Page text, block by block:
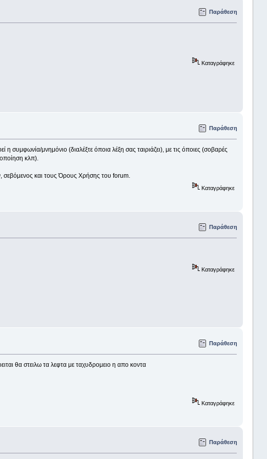
Παράθεση
Καταγράφηκε
Παράθεση
συμφωνία/μνημόνιο (διαλέξτε όποια λέξη σας ταιριάζει), με τις όποιες (σοβαρές
κλπ).
σεβόμενος και τους Όρους Χρήσης του forum.
Καταγράφηκε
Παράθεση
Καταγράφηκε
Παράθεση
θα στειλω τα λεφτα με ταχυδρομειο η απο κοντα
Καταγράφηκε
Παράθεση